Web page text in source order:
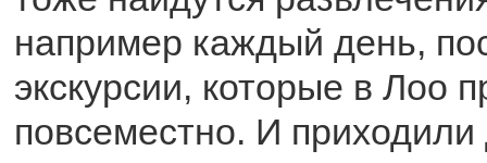
например каждый день,
экскурсии, которые в Лоо
повсеместно. И